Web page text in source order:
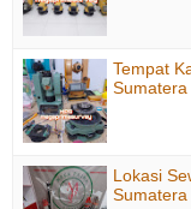
Tempat
Sumatera
Lokasi
Sumatera